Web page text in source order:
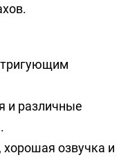
и различные
озвучка и